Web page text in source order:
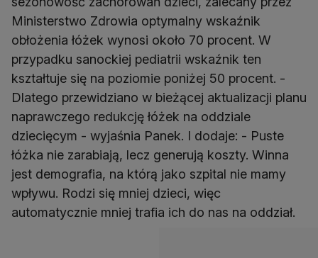
Ministerstwo Zdrowia optymalny wskaźnik
obłożenia łóżek wynosi około 70 procent. W
przypadku sanockiej pediatrii wskaźnik ten
kształtuje się na poziomie poniżej 50 procent. -
Dlatego przewidziano w bieżącej aktualizacji planu
naprawczego redukcję łóżek na oddziale
dziecięcym - wyjaśnia Panek. I dodaje: - Puste
łóżka nie zarabiają, lecz generują koszty. Winna
jest demografia, na którą jako szpital nie mamy
wpływu. Rodzi się mniej dzieci, więc
automatycznie mniej trafia ich do nas na oddział.